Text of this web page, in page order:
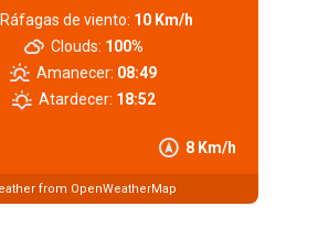
8 Km/h
Ráfagas de viento: 10 Km/h
Clouds: 100%
Amanecer: 08:49
Atardecer: 18:52
from OpenWeatherMap